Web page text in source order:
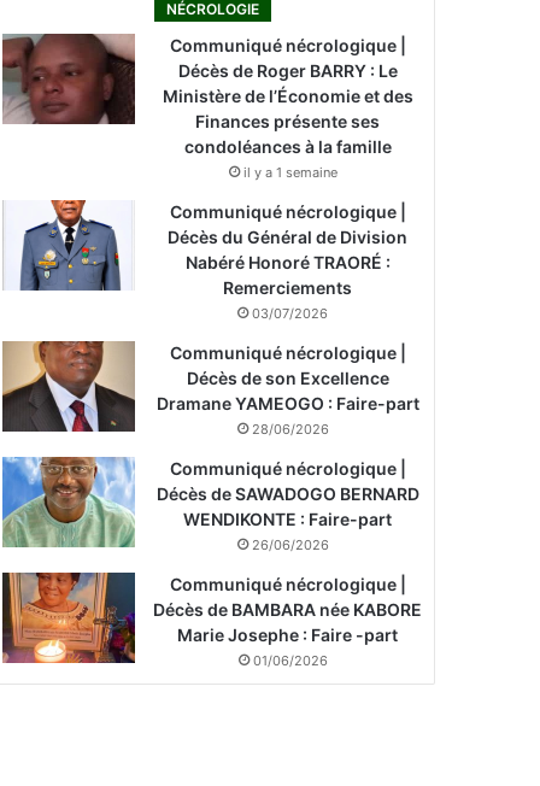
NÉCROLOGIE
Communiqué nécrologique |
Décès de Roger BARRY : Le
Ministère de l’Économie et des
Finances présente ses
condoléances à la famille
il y a 1 semaine
Communiqué nécrologique |
Décès du Général de Division
Nabéré Honoré TRAORÉ :
Remerciements
03/07/2026
Communiqué nécrologique |
Décès de son Excellence
Dramane YAMEOGO : Faire-part
28/06/2026
Communiqué nécrologique |
Décès de SAWADOGO BERNARD
WENDIKONTE : Faire-part
26/06/2026
Communiqué nécrologique |
Décès de BAMBARA née KABORE
Marie Josephe : Faire -part
01/06/2026